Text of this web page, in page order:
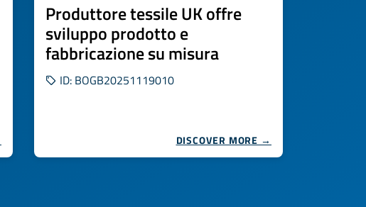
Produttore tessile UK offre
sviluppo prodotto e
fabbricazione su misura
ID: BOGB20251119010
DISCOVER MORE →